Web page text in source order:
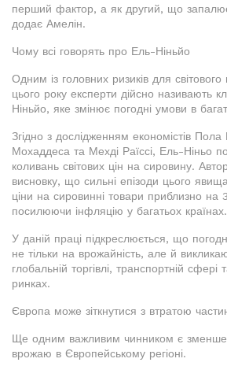
перший фактор, а як другий, що
додає Амелін.
Чому всі говорять про Ель-Ніньйо
Одним із головних ризиків для
цього року експерти дійсно називають
Ніньйо, яке змінює погодні умови в
Згідно з дослідженням економістів
Мохаддеса та Мехді Раїссі, Ель-Ніньо
коливань світових цін на сировину.
висновку, що сильні епізоди цього
ціни на сировинні товари приблизно на
посилюючи інфляцію у багатьох країнах.
У даній праці підкреслюється, що
не тільки на врожайність, але й
глобальній торгівлі, транспортній сфері
ринках.
Європа може зіткнутися з втратою
Ще одним важливим чинником є
врожаю в Європейському регіоні.